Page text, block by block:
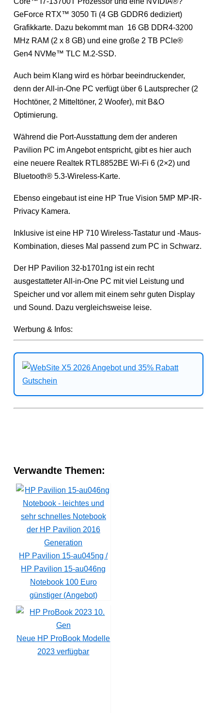
GeForce RTX™ 3050 Ti (4 GB GDDR6 dediziert)
Grafikkarte. Dazu bekommt man 16 GB DDR4-3200
MHz RAM (2 x 8 GB) und eine große 2 TB PCle®
Gen4 NVMe™ TLC M.2-SSD.
Auch beim Klang wird es hörbar beeindruckender,
denn der All-in-One PC verfügt über 6 Lautsprecher (2
Hochtöner, 2 Mitteltöner, 2 Woofer), mit B&O
Optimierung.
Während die Port-Ausstattung dem der anderen
Pavilion PC im Angebot entspricht, gibt es hier auch
eine neuere Realtek RTL8852BE Wi-Fi 6 (2×2) und
Bluetooth®️ 5.3-Wireless-Karte.
Ebenso eingebaut ist eine HP True Vision 5MP MP-IR-
Privacy Kamera.
Inklusive ist eine HP 710 Wireless-Tastatur und -Maus-
Kombination, dieses Mal passend zum PC in Schwarz.
Der HP Pavilion 32-b1701ng ist ein recht
ausgestatteter All-in-One PC mit viel Leistung und
Speicher und vor allem mit einem sehr guten Display
und Sound. Dazu vergleichsweise leise.
Werbung & Infos:
Verwandte Themen:
HP Pavilion 15-au045ng /
HP Pavilion 15-au046ng
Notebook 100 Euro
günstiger (Angebot)
Neue HP ProBook Modelle
2023 verfügbar